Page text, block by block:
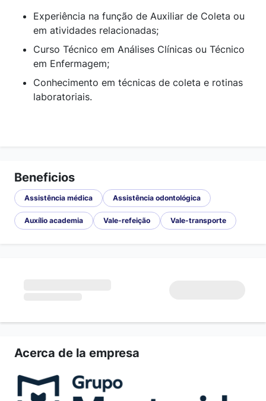
Experiência na função de Auxiliar de Coleta ou
em atividades relacionadas;
Curso Técnico em Análises Clínicas ou Técnico
em Enfermagem;
Conhecimento em técnicas de coleta e rotinas
laboratoriais.
Beneficios
Assistência médica Assistência odontológica
Auxílio academia Vale-refeição Vale-transporte
Acerca de la empresa